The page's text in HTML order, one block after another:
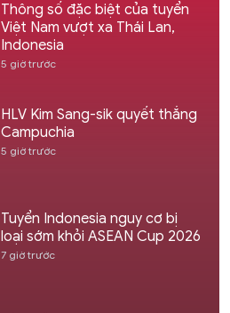
Thông số đặc biệt của tuyển
Việt Nam vượt xa Thái Lan,
Indonesia
5 giờ trước
HLV Kim Sang-sik quyết thắng
Campuchia
5 giờ trước
Tuyển Indonesia nguy cơ bị
loại sớm khỏi ASEAN Cup 2026
7 giờ trước